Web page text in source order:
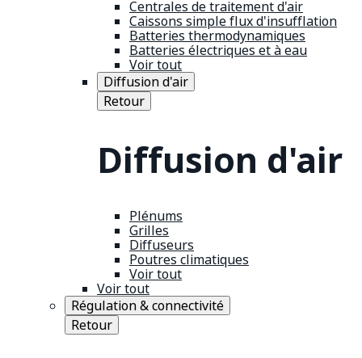
Centrales de traitement d'air
Caissons simple flux d'insufflation
Batteries thermodynamiques
Batteries électriques et à eau
Voir tout
Diffusion d'air
Retour
Diffusion d'air
Plénums
Grilles
Diffuseurs
Poutres climatiques
Voir tout
Voir tout
Régulation & connectivité
Retour